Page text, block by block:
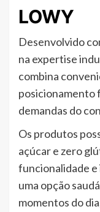
LOWY
Desenvolvido
na expertise
combina
posicionamento
demandas do
Os produtos
açúcar e zero
funcionalidade
uma opção
momentos do